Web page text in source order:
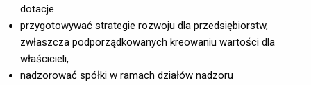
dotacje
przygotowywać strategie rozwoju dla przedsiębiorstw,
zwłaszcza podporządkowanych kreowaniu wartości dla
właścicieli,
nadzorować spółki w ramach działów nadzoru